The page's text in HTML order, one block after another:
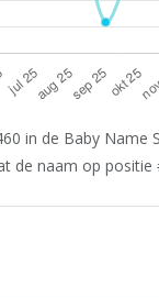
in de Baby Name
de naam op